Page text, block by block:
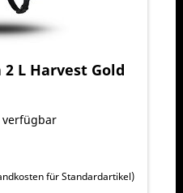
L Harvest Gold
verfügbar
für Standardartikel)